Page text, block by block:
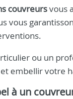
couvreursvous
vous
ou un
embellir votre
à un